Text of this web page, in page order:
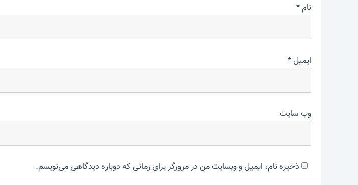
نام*
ایمیل*
وب‌ سایت
ذخیره نام، ایمیل و وبسایت من در مرورگر برای زمانی که دوباره دیدگاهی می‌نویسم.